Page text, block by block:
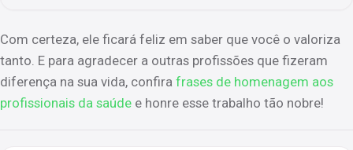
Com certeza, ele ficará feliz em saber que você o valoriza
tanto. E para agradecer a outras profissões que fizeram
diferença na sua vida, confira frases de homenagem aos
profissionais da saúde e honre esse trabalho tão nobre!